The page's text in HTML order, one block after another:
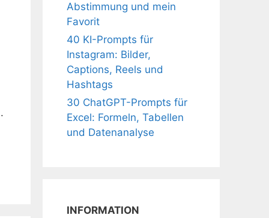
Abstimmung und mein
Favorit
40 KI-Prompts für
Instagram: Bilder,
Captions, Reels und
Hashtags
30 ChatGPT-Prompts für
Excel: Formeln, Tabellen
und Datenanalyse
INFORMATION